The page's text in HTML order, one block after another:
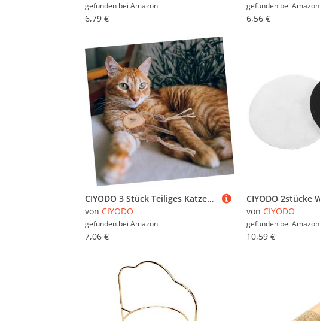
gefunden bei Amazon
6,79 €
gefunden bei Amazon
6,56 €
CIYODO 3 Stück Teiliges Katzenspielzeug Interaktiv Robust für Kätzchen und Katzen zur Zahnreinigung und Spielspaß zur Stressreduktion und Stärkung der Bindung
von CIYODO
gefunden bei Amazon
7,06 €
von CIYODO
gefunden bei Amazon
10,59 €